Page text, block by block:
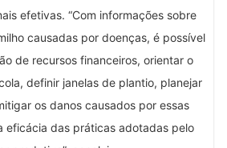
efetivas. “Com informações sobre
causadas por doenças, é possível
de recursos financeiros, orientar o
definir janelas de plantio, planejar
os danos causados por essas
eficácia das práticas adotadas pelo